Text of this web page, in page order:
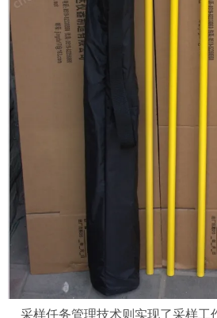
采样任务管理技术则实现了采样工